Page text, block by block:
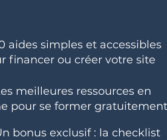
aides simples et accessibles
financer ou créer votre site
meilleures ressources en
pour se former gratuitement
bonus exclusif : la checklist